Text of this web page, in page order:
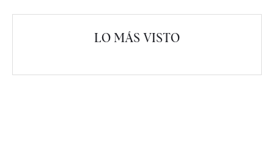
LO MÁS VISTO